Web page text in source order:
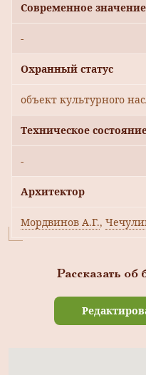
Современное значение
-
Охранный статус
объект культурного
Техническое
-
Архитектор
Мордвинов А.Г.,
Рассказать об